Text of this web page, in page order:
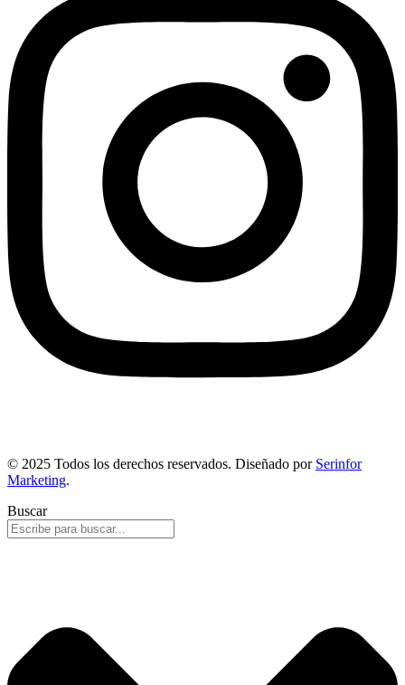
© 2025 Todos los derechos reservados. Diseñado por Serinfor
Marketing.
Buscar